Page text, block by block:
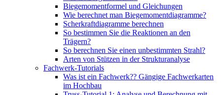
Biegemomentformel und Gleichungen
Wie berechnet man Biegemomentdiagramme?
Scherkraftdiagramme berechnen
So bestimmen Sie die Reaktionen an den
Trägern?
So berechnen Sie einen unbestimmten Strahl?
Arten von Stützen in der Strukturanalyse
Fachwerk-Tutorials
Was ist ein Fachwerk?? Gängige Fachwerkarten
im Hochbau